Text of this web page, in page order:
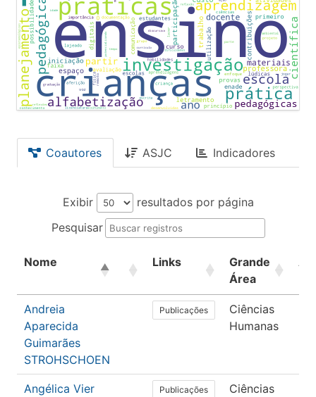
Coautores ASJC Indicadores
Exibir
resultados por página
Pesquisar
Nome Links
Grande
Área
Andreia
Aparecida
Guimarães
STROHSCHOEN
Publicações
Ciências
Humanas
Angélica Vier
Publicações
Ciências